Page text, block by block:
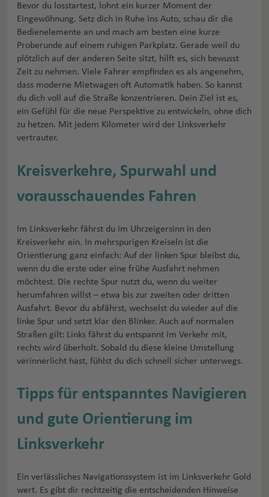
Bevor du losstartest, lohnt ein kurzer Moment der
Eingewöhnung. Setz dich in Ruhe ins Auto, schau dir die
Bedienelemente an und mach am besten eine kurze
Proberunde auf einem ruhigen Parkplatz. Gerade weil du
plötzlich auf der anderen Seite sitzt, hilft es, sich bewusst
Zeit zu nehmen. Viele Fahrer empfinden es als angenehm,
dass moderne Mietwagen oft Automatik haben. So kannst
du dich voll auf die Straße konzentrieren. Dein Ziel ist es,
ein Gefühl für die neue Perspektive zu entwickeln, ohne dich
zu hetzen. Mit jedem Kilometer wird der Linksverkehr
vertrauter.
Kreisverkehre, Spurwahl und
vorausschauendes Fahren
Im Linksverkehr fährst du im Uhrzeigersinn in den
Kreisverkehr ein. In mehrspurigen Kreiseln ist die
Orientierung ganz einfach: Auf der linken Spur bleibst du,
wenn du die erste oder eine frühe Ausfahrt nehmen
möchtest. Die rechte Spur nutzt du, wenn du weiter
herumfahren willst – etwa bis zur zweiten oder dritten
Ausfahrt. Bevor du abfährst, wechselst du wieder auf die
linke Spur und setzt klar den Blinker. Auch auf normalen
Straßen gilt: Links fährst du entspannt im Verkehr mit,
rechts wird überholt. Sobald du diese kleine Umstellung
verinnerlicht hast, fühlst du dich schnell sicher unterwegs.
Tipps für entspanntes Navigieren
und gute Orientierung im
Linksverkehr
Ein verlässliches Navigationssystem ist im Linksverkehr Gold
wert. Es gibt dir rechtzeitig die entscheidenden Hinweise